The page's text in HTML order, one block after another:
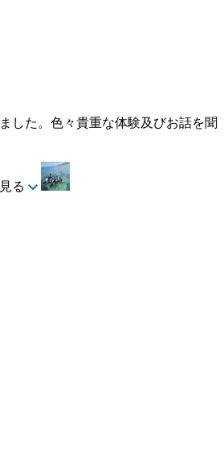
した。色々貴重な体験及びお話を聞
る